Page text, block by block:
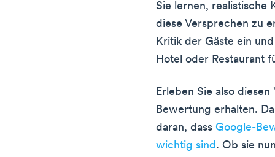
Sie lernen, realistische
diese Versprechen zu
Kritik der Gäste ein
Hotel oder Restaurant
Erleben Sie also
Bewertung erhalten.
daran, dass Google-
wichtig sind. Ob sie